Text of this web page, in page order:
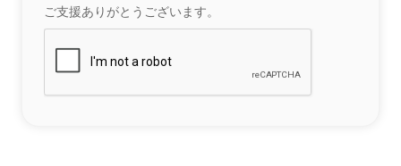
ご支援ありがとうございます。